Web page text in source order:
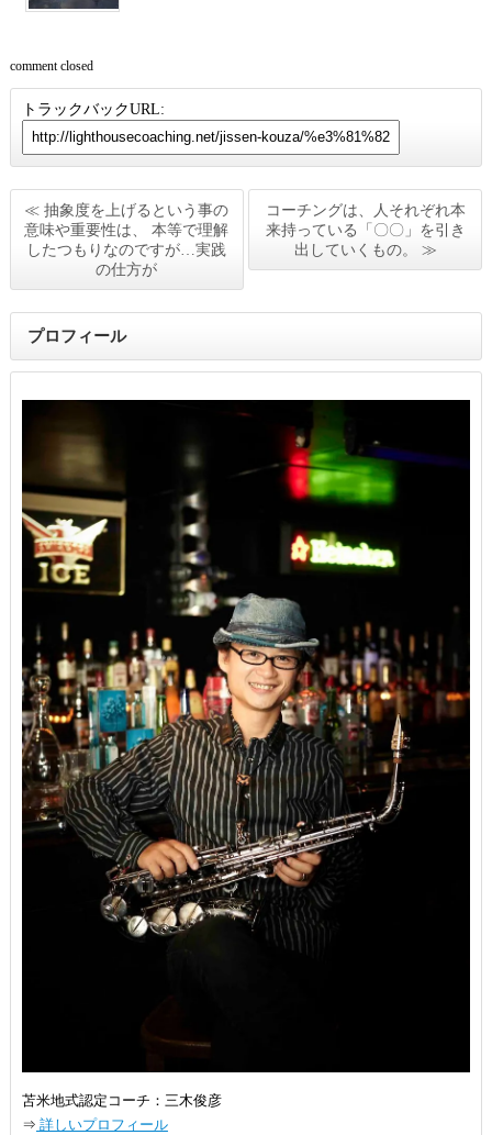
comment closed
トラックバックURL:
≪ 抽象度を上げるという事の
意味や重要性は、 本等で理解
したつもりなのですが…実践
の仕方が
コーチングは、人それぞれ本
来持っている「〇〇」を引き
出していくもの。 ≫
プロフィール
苫米地式認定コーチ：三木俊彦
⇒ 詳しいプロフィール